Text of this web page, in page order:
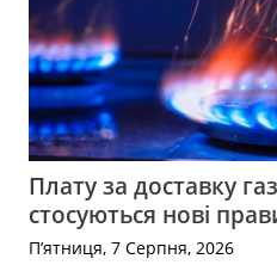
Плату за доставку
стосуються нові
П’ятниця, 7 Серпня, 2026